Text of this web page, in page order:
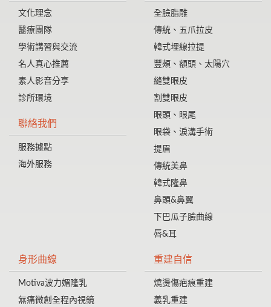
文化理念
醫療團隊
學術講習與交流
名人真心推薦
素人影音分享
診所環境
聯絡我們
服務據點
海外服務
全臉脂雕
傳統、五爪拉皮
韓式埋線拉提
豐頰、額頭、太陽穴
縫雙眼皮
割雙眼皮
眼頭、眼尾
眼袋、淚溝手術
提眉
傳統美鼻
韓式隆鼻
鼻頭&鼻翼
下巴瓜子臉曲線
唇&耳
身形曲線
Motiva波力媚隆乳
無痛微創全程內視鏡
重建自信
燒燙傷疤痕重建
義乳重建